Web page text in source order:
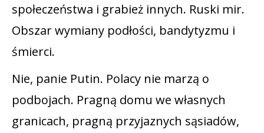
społeczeństwa i grabież innych. Ruski mir.
Obszar wymiany podłości, bandytyzmu i
śmierci.
Nie, panie Putin. Polacy nie marzą o
podbojach. Pragną domu we własnych
granicach, pragną przyjaznych sąsiadów,